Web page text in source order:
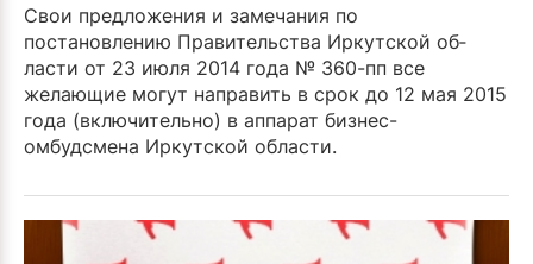
Свои предложения и заме­чания по
постановлению Правительства Иркутской об­
ласти от 23 июля 2014 года № 360-пп все
желающие могут направить в срок до 12 мая 2015
года (включительно) в аппарат бизнес-
омбудсмена Иркутской области.